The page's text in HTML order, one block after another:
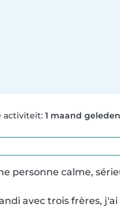
activiteit: 1 maand geleden
personne calme,
avec trois frères,